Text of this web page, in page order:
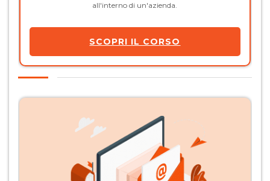
all'interno di un'azienda.
SCOPRI IL CORSO